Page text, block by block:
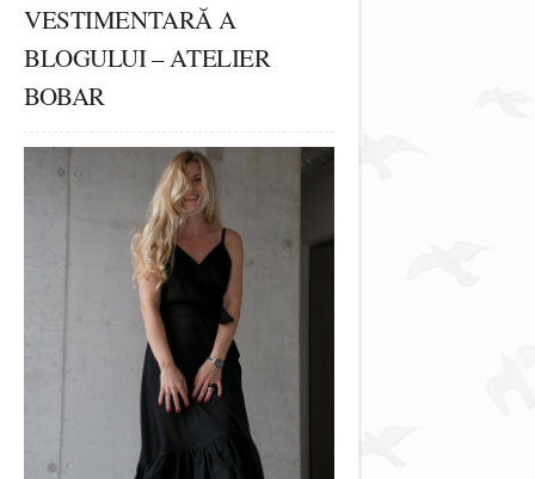
VESTIMENTARĂ A
BLOGULUI – ATELIER
BOBAR